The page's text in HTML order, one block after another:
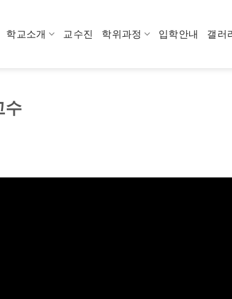
학교소개 교수진 학위과정 입학안내 갤러
수